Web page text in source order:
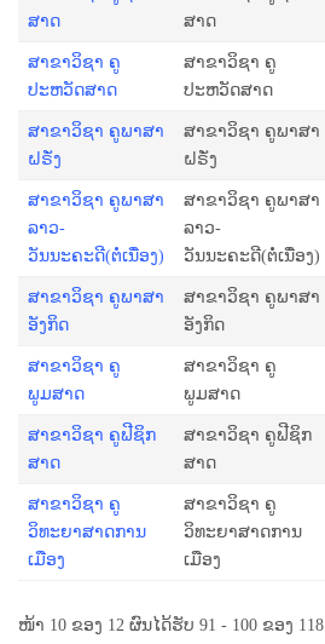
ສາດ
ສາດ
ສາຂາວິຊາ ຄູ
ປະຫວັດສາດ
ສາຂາວິຊາ ຄູ
ປະຫວັດສາດ
ສາຂາວິຊາ ຄູພາສາ
ຝຣັ່ງ
ສາຂາວິຊາ ຄູພາສາ
ຝຣັ່ງ
ສາຂາວິຊາ ຄູພາສາ
ລາວ-
ວັນນະຄະດີ(ຕໍ່ເນື່ອງ)
ສາຂາວິຊາ ຄູພາສາ
ລາວ-
ວັນນະຄະດີ(ຕໍ່ເນື່ອງ)
ສາຂາວິຊາ ຄູພາ​ສາ​
ອັງ​ກິດ
ສາຂາວິຊາ ຄູພາ​ສາ​
ອັງ​ກິດ
ສາຂາວິຊາ ຄູ
ພູມສາດ
ສາຂາວິຊາ ຄູ
ພູມສາດ
ສາຂາວິຊາ ຄູຟີຊິກ
ສາດ
ສາຂາວິຊາ ຄູຟີຊິກ
ສາດ
ສາຂາວິຊາ ຄູ
ວິທະຍາສາດການ
ເມືອງ
ສາຂາວິຊາ ຄູ
ວິທະຍາສາດການ
ເມືອງ
ໜ້າ 10 ຂອງ 12 ຜົນໄດ້ຮັບ 91 - 100 ຂອງ 118